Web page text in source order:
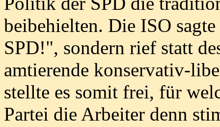
beibehielten. Die ISO
SPD!", sondern rief statt
amtierende konservativ-
stellte es somit frei, für
Partei die Arbeiter denn